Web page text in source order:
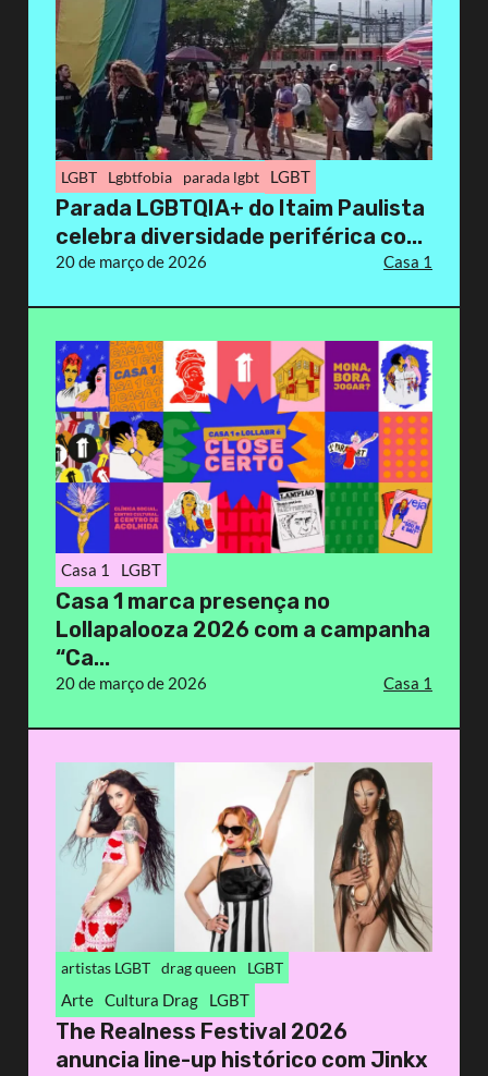
LGBT Lgbtfobia parada lgbt LGBT
Parada LGBTQIA+ do Itaim Paulista
celebra diversidade periférica co...
20 de março de 2026 Casa 1
Casa 1 LGBT
Casa 1 marca presença no
Lollapalooza 2026 com a campanha
“Ca...
20 de março de 2026 Casa 1
artistas LGBT drag queen LGBT
Arte Cultura Drag LGBT
The Realness Festival 2026
anuncia line-up histórico com Jinkx